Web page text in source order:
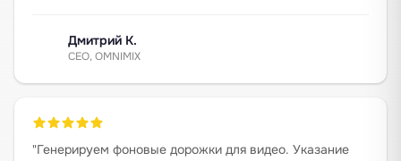
Дмитрий К.
CEO, OMNIMIX
"Генерируем фоновые дорожки для видео. Указание